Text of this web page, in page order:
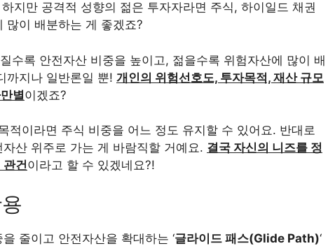
지만 공격적 성향의 젊은 투자자라면 주식, 하이일드 채권
많이 배분하는 게 좋겠죠?
수록 안전자산 비중을 높이고, 젊을수록 위험자산에 많이 배
까지나 일반론일 뿐! 개인의 위험선호도, 투자목적, 재산 규모
별이겠죠?
적이라면 주식 비중을 어느 정도 유지할 수 있어요. 반대로
산 위주로 가는 게 바람직할 거예요. 결국 자신의 니즈를 정
건이라고 할 수 있겠네요?!
줄이고 안전자산을 확대하는 ‘글라이드 패스(Glide Path)‘